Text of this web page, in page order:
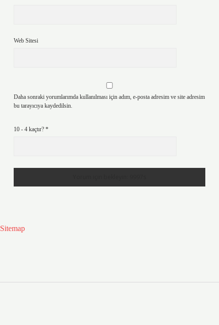
Web Sitesi
Daha sonraki yorumlarımda kullanılması için adım, e-posta adresim ve site adresim
bu tarayıcıya kaydedilsin.
10 - 4 kaçtır? *
Sitemap